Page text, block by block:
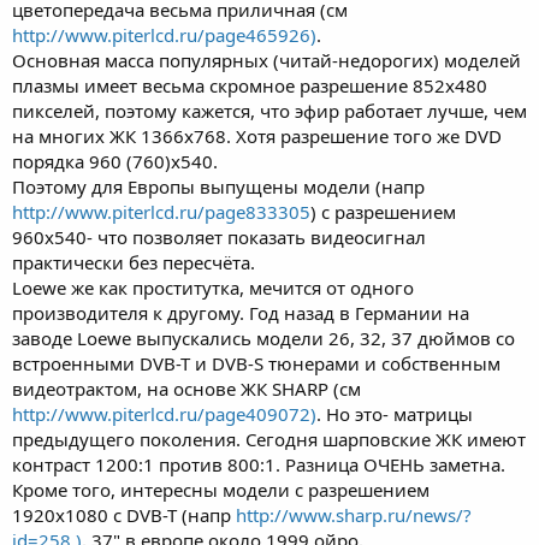
цветопередача весьма приличная (см
http://www.piterlcd.ru/page465926).
Основная масса популярных (читай-недорогих) моделей
плазмы имеет весьма скромное разрешение 852х480
пикселей, поэтому кажется, что эфир работает лучше, чем
на многих ЖК 1366х768. Хотя разрешение того же DVD
порядка 960 (760)х540.
Поэтому для Европы выпущены модели (напр
http://www.piterlcd.ru/page833305) с разрешением
960х540- что позволяет показать видеосигнал
практически без пересчёта.
Loewe же как проститутка, мечится от одного
производителя к другому. Год назад в Германии на
заводе Loewe выпускались модели 26, 32, 37 дюймов со
встроенными DVB-T и DVB-S тюнерами и собственным
видеотрактом, на основе ЖК SHARP (см
http://www.piterlcd.ru/page409072). Но это- матрицы
предыдущего поколения. Сегодня шарповские ЖК имеют
контраст 1200:1 против 800:1. Разница ОЧЕНЬ заметна.
Кроме того, интересны модели с разрешением
1920х1080 с DVB-T (напр http://www.sharp.ru/news/?
id=258 ), 37" в европе около 1999 ойро.